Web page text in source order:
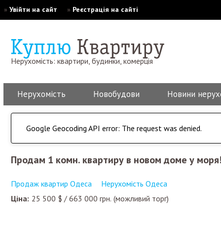
» Увійти на сайт » Реєстрація на сайті
Нерухомість: квартири, будинки, комерція
Нерухомість Новобудови Новини
Google Geocoding API error: The request was denied.
Продам 1 комн. квартиру в новом доме у
Продаж квартир Одеса
Нерухомість Одеса
Ціна: 25 500 $ / 663 000 грн. (можливий торг)